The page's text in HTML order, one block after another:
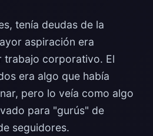
tenía deudas de la
aspiración era
trabajo corporativo. El
era algo que había
pero lo veía como algo
para "gurús" de
seguidores.